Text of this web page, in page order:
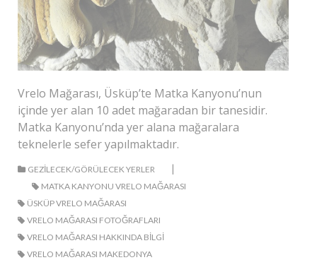
Vrelo Mağarası, Üsküp’te Matka Kanyonu’nun
içinde yer alan 10 adet mağaradan bir tanesidir.
Matka Kanyonu’nda yer alana mağaralara
teknelerle sefer yapılmaktadır.
GEZILECEK/GÖRÜLECEK YERLER |
MATKA KANYONU VRELO MAĞARASI
ÜSKÜP VRELO MAĞARASI
VRELO MAĞARASI FOTOĞRAFLARI
VRELO MAĞARASI HAKKINDA BILGI
VRELO MAĞARASI MAKEDONYA